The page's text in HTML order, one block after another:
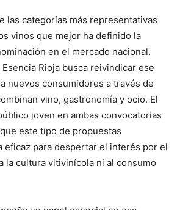
las categorías más representativas
vinos que mejor ha definido la
en el mercado nacional.
Rioja busca reivindicar ese
nuevos consumidores a través de
vino, gastronomía y ocio. El
joven en ambas convocatorias
este tipo de propuestas
eficaz para despertar el interés por el
la cultura vitivinícola ni al consumo